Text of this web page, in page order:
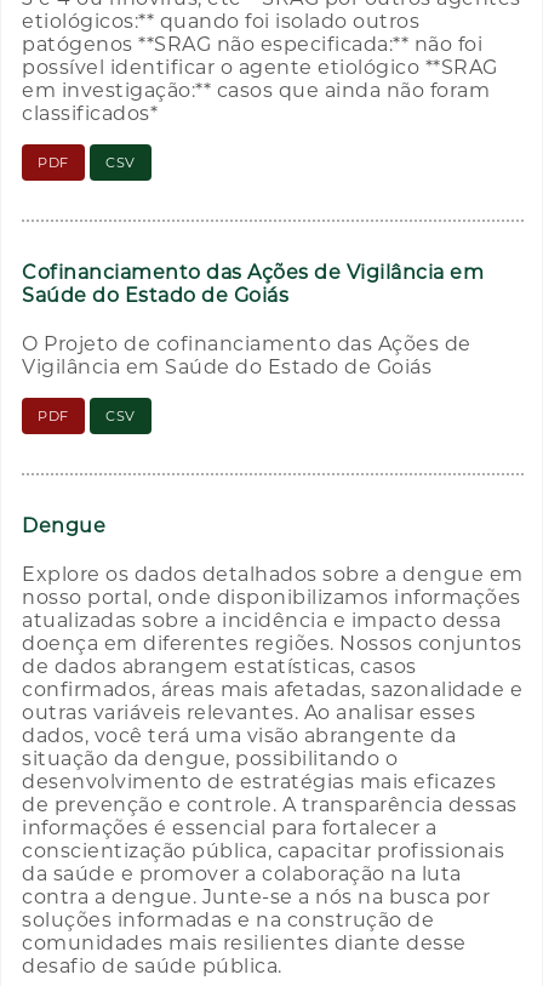
etiológicos:** quando foi isolado outros
patógenos **SRAG não especificada:** não foi
possível identificar o agente etiológico **SRAG
em investigação:** casos que ainda não foram
classificados*
PDF CSV
Cofinanciamento das Ações de Vigilância em
Saúde do Estado de Goiás
O Projeto de cofinanciamento das Ações de
Vigilância em Saúde do Estado de Goiás
PDF CSV
Dengue
Explore os dados detalhados sobre a dengue em
nosso portal, onde disponibilizamos informações
atualizadas sobre a incidência e impacto dessa
doença em diferentes regiões. Nossos conjuntos
de dados abrangem estatísticas, casos
confirmados, áreas mais afetadas, sazonalidade e
outras variáveis relevantes. Ao analisar esses
dados, você terá uma visão abrangente da
situação da dengue, possibilitando o
desenvolvimento de estratégias mais eficazes
de prevenção e controle. A transparência dessas
informações é essencial para fortalecer a
conscientização pública, capacitar profissionais
da saúde e promover a colaboração na luta
contra a dengue. Junte-se a nós na busca por
soluções informadas e na construção de
comunidades mais resilientes diante desse
desafio de saúde pública.